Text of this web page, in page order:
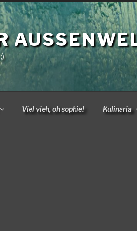
;)
Viel vieh, oh sophie! Kulinaria